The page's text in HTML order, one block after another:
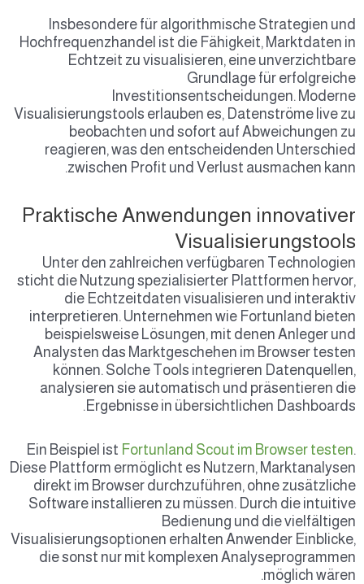
Insbesondere für algorithmische Strategien und
Hochfrequenzhandel ist die Fähigkeit, Marktdaten in
Echtzeit zu visualisieren, eine unverzichtbare
Grundlage für erfolgreiche
Investitionsentscheidungen. Moderne
Visualisierungstools erlauben es, Datenströme live zu
beobachten und sofort auf Abweichungen zu
reagieren, was den entscheidenden Unterschied
zwischen Profit und Verlust ausmachen kann.
Praktische Anwendungen innovativer
Visualisierungstools
Unter den zahlreichen verfügbaren Technologien
sticht die Nutzung spezialisierter Plattformen hervor,
die Echtzeitdaten visualisieren und interaktiv
interpretieren. Unternehmen wie Fortunland bieten
beispielsweise Lösungen, mit denen Anleger und
Analysten das Marktgeschehen im Browser testen
können. Solche Tools integrieren Datenquellen,
analysieren sie automatisch und präsentieren die
Ergebnisse in übersichtlichen Dashboards.
Ein Beispiel istFortunland Scout im Browser testen
Diese Plattform ermöglicht es Nutzern, Marktanalysen
direkt im Browser durchzuführen, ohne zusätzliche
Software installieren zu müssen. Durch die intuitive
Bedienung und die vielfältigen
Visualisierungsoptionen erhalten Anwender Einblicke,
die sonst nur mit komplexen Analyseprogrammen
möglich wären.